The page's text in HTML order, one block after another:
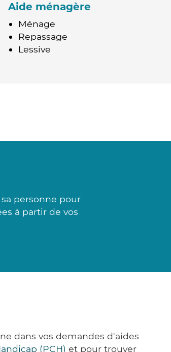
Aide ménagère
Ménage
Repassage
Lessive
personne pour
à partir de vos
dans vos demandes d'aides
(PCH) et pour trouver